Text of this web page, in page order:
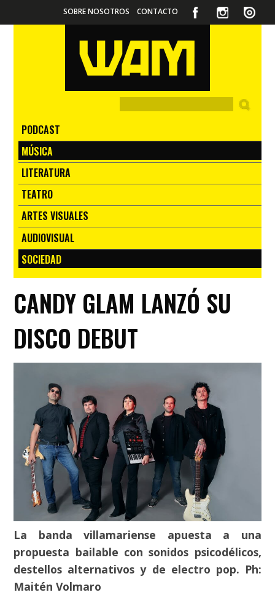
SOBRE NOSOTROS CONTACTO
PODCAST
MÚSICA
LITERATURA
TEATRO
ARTES VISUALES
AUDIOVISUAL
SOCIEDAD
CANDY GLAM LANZÓ SU
DISCO DEBUT
La banda villamariense apuesta a una
propuesta bailable con sonidos psicodélicos,
destellos alternativos y de electro pop. Ph:
Maitén Volmaro